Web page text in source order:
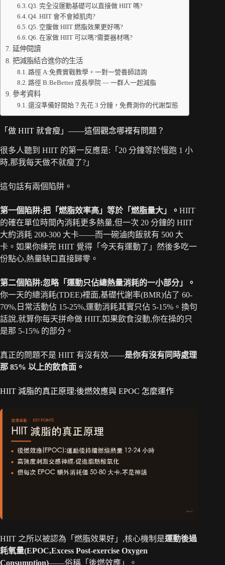
Q3. 完全沒運動基礎可以直接做 HIIT 嗎?
Q4. HIIT 會不會掉肌肉?
Q5. 空腹做 HIIT 燃脂效果更好嗎?
Q6. 在家做 HIIT 可以嗎?需要器材嗎?
延伸閱讀
把減脂結合進你的生活
路徑 A:免費實戰教學 + 一對一營養師諮詢
路徑 B:BeBetter 成長學院 — 一群人一起減脂
參考資料
還沒準備好開始？先花 3 分鐘，免費測你的代謝型態
「做 HIIT 就會瘦」——這個觀念哪裡有問題？
很多人聽到 HIIT 的第一反應是:「20 分鐘等於慢跑 1 小
時,那我每天做不就瘦了?」
這句話有兩個陷阱。
第一個陷阱:把「燃脂效率高」等於「燃脂量大」。 HIIT
的確在單位時間內消耗更多熱量,但一次 20 分鐘的 HIIT
大約消耗 200-300 大卡——而一碗滷肉飯就有 500 大
卡。如果你練完 HIIT 覺得「今天有運動了」然後多吃一
份點心,熱量缺口直接歸零。
第二個陷阱:忽略「運動只佔總熱量消耗的一小部分」。
你一天的總消耗(TDEE)裡面,基礎代謝率(BMR)佔了 60-
70%,日常活動佔 15-25%,運動消耗其實只佔 5-15%。換句
話說,就算你每天拼命做 HIIT,如果飲食沒動,你在操的只
是那 5-15% 的部分。
真正的問題不是 HIIT 有沒有效——是你有沒有同時處理
那 85% 以上的飲食面。
HIIT 減脂的真正原理:後燃效應與 EPOC 怎麼運作
HIIT 之所以被認為「燃脂效果好」,核心機制是運動後過
耗氧量(EPOC,Excess Post-exercise Oxygen
Consumption)——俗稱「後燃效應」。